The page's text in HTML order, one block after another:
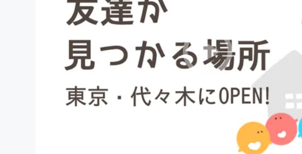
映像・映画
ビジネス・起業 チャレンジ
まちづくり・地域活性化
CAMPFIRE
CAMPFIRE